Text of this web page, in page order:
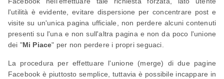
l'utilità è evidente, evitare dispersione per concentrare post e
visite su un'unica pagina ufficiale, non perdere alcuni contenuti
presenti su l'una e non sull'altra pagina e non da poco l'unione
dei "Mi Piace" per non perdere i propri seguaci.
La procedura per effettuare l'unione (merge) di due pagine
Facebook è piuttosto semplice, tuttavia è possibile incappare in